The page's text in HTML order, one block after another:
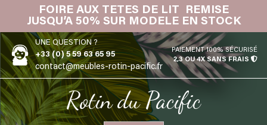
content
FOIRE AUX TETES DE LIT REMISE
JUSQU’A 50% SUR MODELE EN STOCK
UNE QUESTION ?
+33 (0) 5 59 63 65 95
contact@meubles-rotin-pacific.fr
PAIEMENT 100% SÉCURISÉ
2,3 OU 4X SANS FRAIS
Rotin du Pacific